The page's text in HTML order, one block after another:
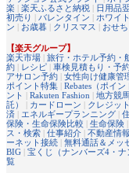
楽 | 楽天ふるさと納税 | 日用品
初売り | バレンタイン | ホワイ
ン | お歳暮 | クリスマス | おせち
【楽天グループ】
楽天市場 | 旅行・ホテル予約・
約 | レシピ | 車検見積もり・予
アサロン予約 | 女性向け健康管
ポイント特集 | Rebates（ポイン
ント | Rakuten Fashion | 地方競
託）
| カードローン | クレジッ
済 | エネルギープランニング |
保険・生命保険比較 | 生命保険 |
ス・検索 | 仕事紹介 | 不動産情報
ーネット接続 | 無料通話＆メッ
BIG | 宝くじ（ナンバーズ4・ナ
覧